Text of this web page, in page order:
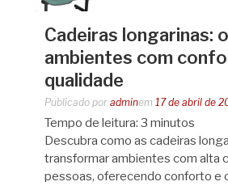
Cadeiras longarinas:
ambientes com
qualidade
Publicado por adminem 17 de abril de
Tempo de leitura: 3 minutos
Descubra como as cadeiras
transformar ambientes com alta
pessoas, oferecendo conforto e